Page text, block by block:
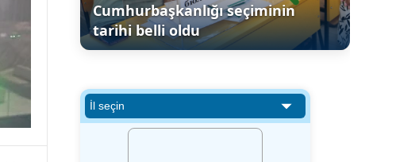
Cumhurbaşkanlığı seçiminin
tarihi belli oldu